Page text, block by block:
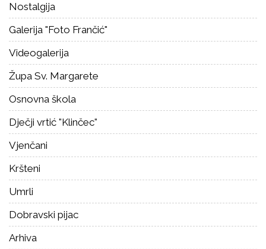
Nostalgija
Galerija "Foto Frančić"
Videogalerija
Župa Sv. Margarete
Osnovna škola
Dječji vrtić "Klinčec"
Vjenčani
Kršteni
Umrli
Dobravski pijac
Arhiva